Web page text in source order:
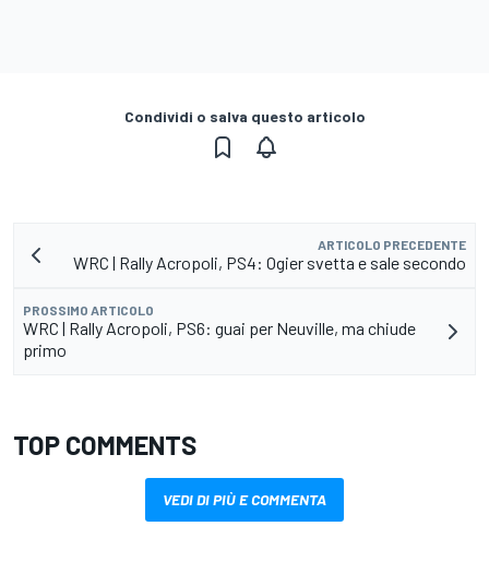
Condividi o salva questo articolo
ARTICOLO PRECEDENTE
WRC | Rally Acropoli, PS4: Ogier svetta e sale secondo
PROSSIMO ARTICOLO
WRC | Rally Acropoli, PS6: guai per Neuville, ma chiude
primo
TOP COMMENTS
VEDI DI PIÙ E COMMENTA